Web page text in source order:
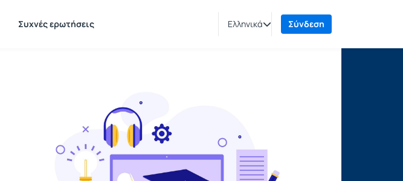
Συχνές ερωτήσεις Ελληνικά Σύνδεση